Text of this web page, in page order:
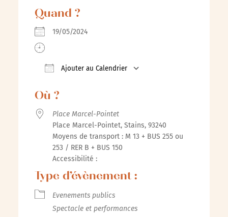
Quand ?
19/05/2024
Ajouter au Calendrier
Où ?
Place Marcel-Pointet
Place Marcel-Pointet, Stains, 93240
Moyens de transport : M 13 + BUS 255 ou
253 / RER B + BUS 150
Accessibilité :
Type d’évènement :
Evenements publics
Spectacle et performances